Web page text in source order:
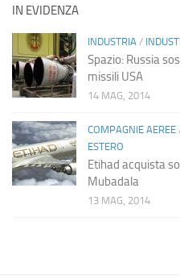
IN EVIDENZA
INDUSTRIA /
Spazio: Russia
missili USA
14 MAG, 2014
COMPAGNIE AEREE
ESTERO
Etihad acquista
Mubadala
13 MAG, 2014